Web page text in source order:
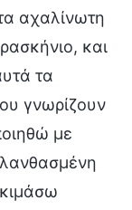
αχαλίνωτη
και
τα
γνωρίζουν
με